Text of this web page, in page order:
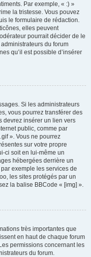
Par exemple, « :) »
la tristesse. Vous pouvez
le formulaire de rédaction.
elles peuvent
pourrait décider de le
du forum
qu’il est possible d’insérer
Si les administrateurs
vous pourrez transférer des
devrez insérer un lien vers
public, comme par
». Vous ne pourrez
sur votre propre
ci soit en lui-même un
hébergées derrière un
exemple les services de
les sites protégés par un
la balise BBCode « [img] ».
très importantes que
en haut de chaque forum
permissions concernant les
du forum.